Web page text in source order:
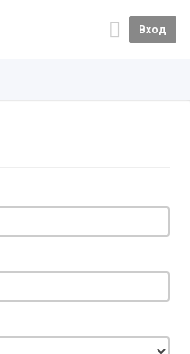
Вход